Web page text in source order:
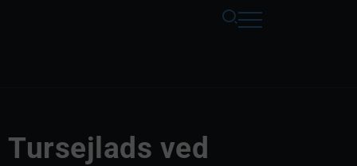
Tursejlads ved